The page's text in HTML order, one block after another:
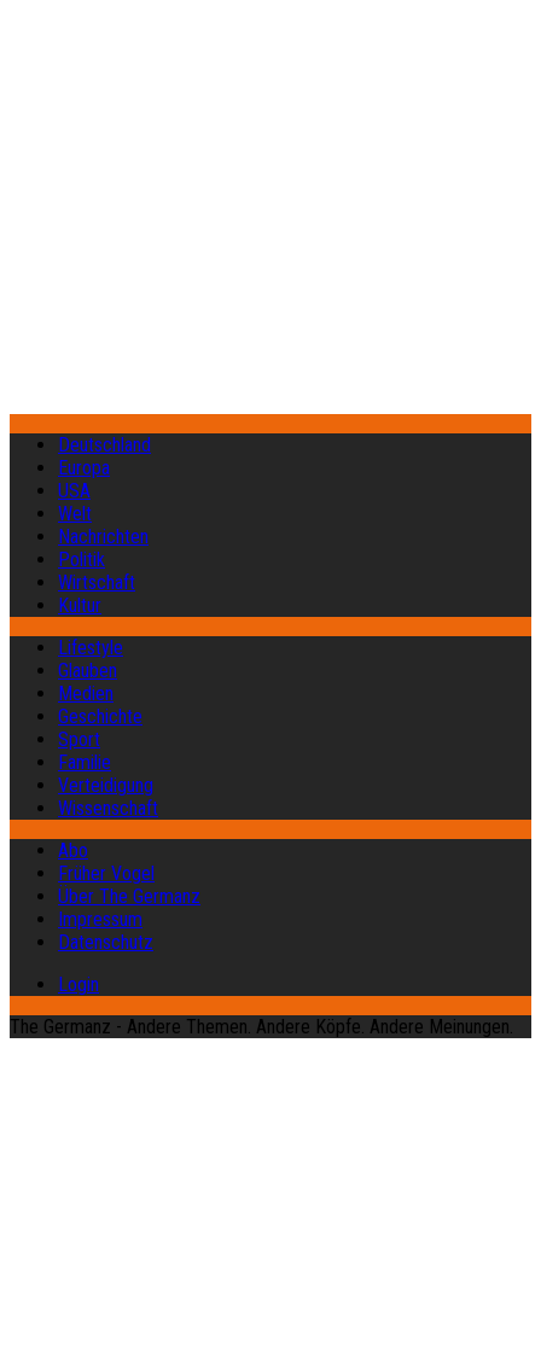
Deutschland
Europa
USA
Welt
Nachrichten
Politik
Wirtschaft
Kultur
Lifestyle
Glauben
Medien
Geschichte
Sport
Familie
Verteidigung
Wissenschaft
Abo
Früher Vogel
Über The Germanz
Impressum
Datenschutz
Login
The Germanz - Andere Themen. Andere Köpfe. Andere Meinungen.